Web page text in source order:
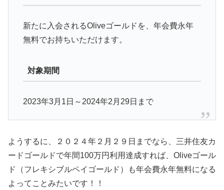
新たに入会されるOliveゴールドを、年会費永年
無料でお持ちいただけます。
対象期間
2023年3月1日～2024年2月29日まで
ようするに、２０２４年２月２９日までなら、三井住友カ
ードゴールドで年間100万円利用達成すれば、Oliveゴール
ド（フレキシブルペイゴールド）も年会費永年無料になる
よってことみたいです！！